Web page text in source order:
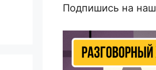
Подпишись на